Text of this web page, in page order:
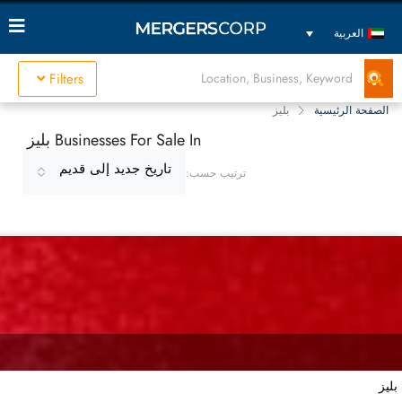
العربية
Filters
الصفحة الرئيسية بليز
Businesses For Sale In بليز
ترتيب حسب: تاريخ جديد إلى قديم
بليز